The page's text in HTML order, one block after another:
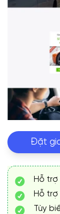
Đặt
Hỗ trợ
Hỗ trợ
Tùy